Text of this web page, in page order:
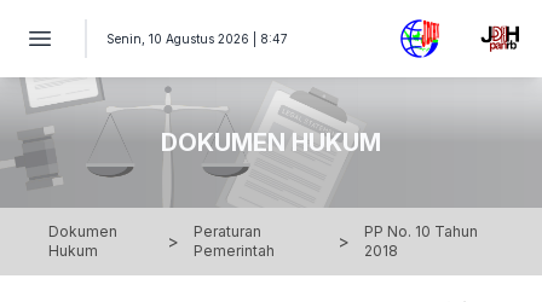
PERATURAN PEMERINTAH Nomor 10 Tahun 2018 -
Senin, 10 Agustus 2026 | 8:47
DOKUMEN HUKUM
Dokumen
Hukum
>
Peraturan
Pemerintah
>
PP No. 10 Tahun
2018